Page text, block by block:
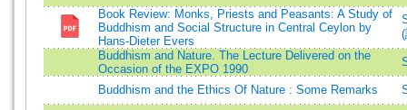
Book Review: Monks, Priests and Peasants: A Study of
Buddhism and Social Structure in Central Ceylon by
Hans-Dieter Evers
Buddhism and Nature. The Lecture Delivered on the
Occasion of the EXPO 1990
Buddhism and the Ethics Of Nature : Some Remarks